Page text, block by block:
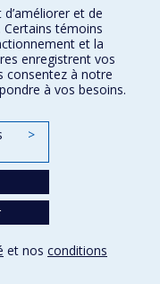
et de
témoins
et la
enregistrent vos
consentez à notre
à vos besoins.
>
et nos conditions